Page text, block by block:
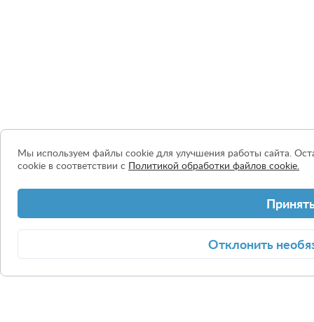
Мы используем файлы cookie для улучшения работы сайта.
cookie в соответствии с Политикой обработки файлов cookie.
Отклонить